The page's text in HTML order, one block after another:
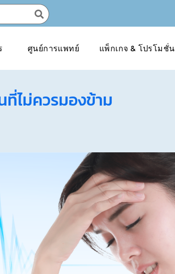
ศูนย์การแพทย์ แพ็กเกจ & โปรโมชั่น
ไม่ควรมองข้าม